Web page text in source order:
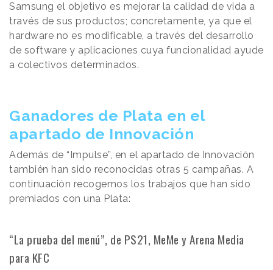
Samsung el objetivo es mejorar la calidad de vida a
través de sus productos; concretamente, ya que el
hardware no es modificable, a través del desarrollo
de software y aplicaciones cuya funcionalidad ayude
a colectivos determinados.
Ganadores de Plata en el
apartado de Innovación
Además de “Impulse”, en el apartado de Innovación
también han sido reconocidas otras 5 campañas. A
continuación recogemos los trabajos que han sido
premiados con una Plata:
“La prueba del menú”, de PS21, MeMe y Arena Media
para KFC